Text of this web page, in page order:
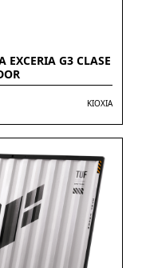
EXCERIA G3 CLASE
KIOXIA